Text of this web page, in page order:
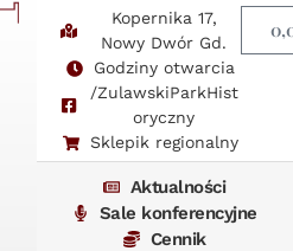
Kopernika 17,
Nowy Dwór Gd.
Godziny otwarcia
/ZulawskiParkHist
oryczny
Sklepik regionalny
Aktualności
Sale konferencyjne
Cennik